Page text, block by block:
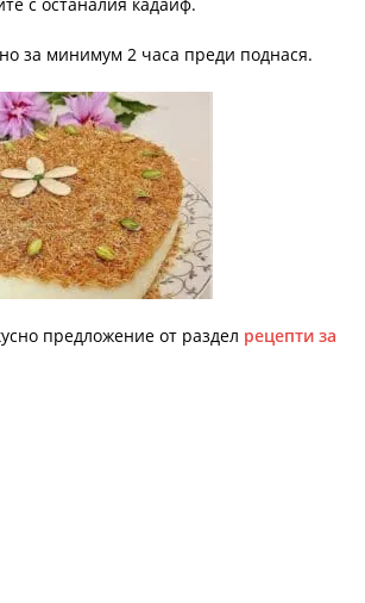
за минимум 2 часа преди поднася.
предложение от раздел рецепти за